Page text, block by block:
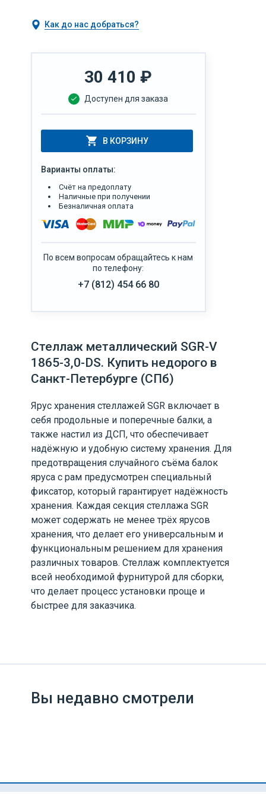
Как до нас добраться?
30 410 ₽
Доступен для заказа
В КОРЗИНУ
Варианты оплаты:
Счёт на предоплату
Наличные при получении
Безналичная оплата
По всем вопросам обращайтесь к нам
по телефону:
+7 (812) 454 66 80
Стеллаж металлический SGR-V
1865-3,0-DS. Купить недорого в
Санкт-Петербурге (СПб)
Ярус хранения стеллажей SGR включает в
себя продольные и поперечные балки, а
также настил из ДСП, что обеспечивает
надёжную и удобную систему хранения. Для
предотвращения случайного съёма балок
яруса с рам предусмотрен специальный
фиксатор, который гарантирует надёжность
хранения. Каждая секция стеллажа SGR
может содержать не менее трёх ярусов
хранения, что делает его универсальным и
функциональным решением для хранения
различных товаров. Стеллаж комплектуется
всей необходимой фурнитурой для сборки,
что делает процесс установки проще и
быстрее для заказчика.
Вы недавно смотрели